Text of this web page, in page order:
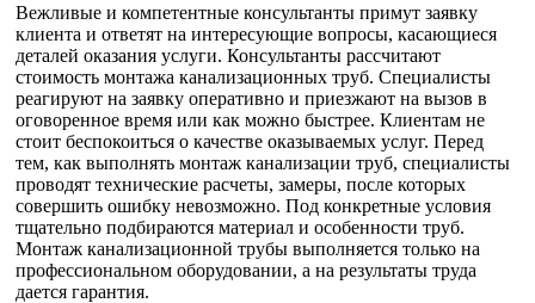
Вежливые и компетентные консультанты примут заявку
клиента и ответят на интересующие вопросы, касающиеся
деталей оказания услуги. Консультанты рассчитают
стоимость монтажа канализационных труб. Специалисты
реагируют на заявку оперативно и приезжают на вызов в
оговоренное время или как можно быстрее. Клиентам не
стоит беспокоиться о качестве оказываемых услуг. Перед
тем, как выполнять монтаж канализации труб, специалисты
проводят технические расчеты, замеры, после которых
совершить ошибку невозможно. Под конкретные условия
тщательно подбираются материал и особенности труб.
Монтаж канализационной трубы выполняется только на
профессиональном оборудовании, а на результаты труда
дается гарантия.